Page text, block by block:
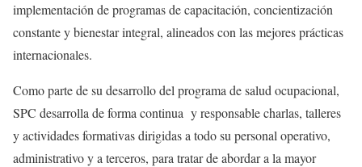
implementación de programas de capacitación, concientización
constante y bienestar integral, alineados con las mejores prácticas
internacionales.
Como parte de su desarrollo del programa de salud ocupacional,
SPC desarrolla de forma continua y responsable charlas, talleres
y actividades formativas dirigidas a todo su personal operativo,
administrativo y a terceros, para tratar de abordar a la mayor